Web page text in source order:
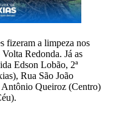
fizeram a limpeza nos
Redonda. Já as
Edson Lobão, 2ª
Rua São João
Queiroz (Centro)